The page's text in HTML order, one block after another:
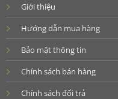
Giới thiệu
Hướng dẫn mua hàng
Bảo mật thông tin
Chính sách bán hàng
Chính sách đổi trả